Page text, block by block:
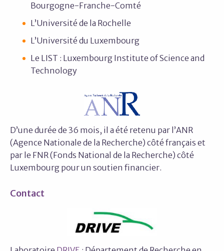
Bourgogne-Franche-Comté
L’Université de la Rochelle
L’Université du Luxembourg
Le LIST : Luxembourg Institute of Science and
Technology
D’une durée de 36 mois, il a été retenu par l’ANR
(Agence Nationale de la Recherche) côté français et
par le FNR (Fonds National de la Recherche) côté
Luxembourg pour un soutien financier.
Contact